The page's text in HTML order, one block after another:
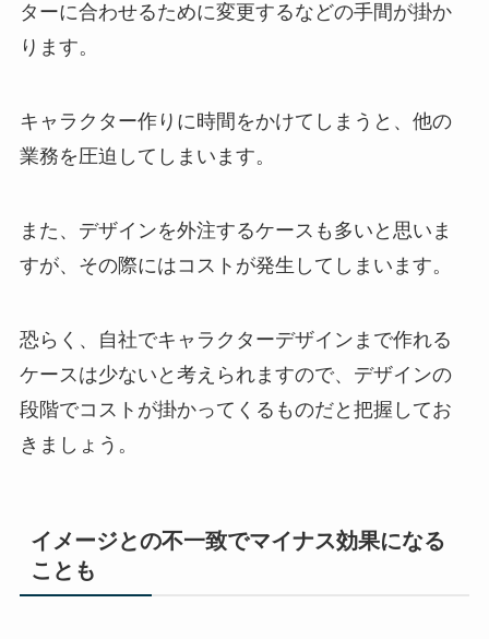
ターに合わせるために変更するなどの手間が掛か
ります。
キャラクター作りに時間をかけてしまうと、他の
業務を圧迫してしまいます。
また、デザインを外注するケースも多いと思いま
すが、その際にはコストが発生してしまいます。
恐らく、自社でキャラクターデザインまで作れる
ケースは少ないと考えられますので、デザインの
段階でコストが掛かってくるものだと把握してお
きましょう。
イメージとの不一致でマイナス効果になる
ことも